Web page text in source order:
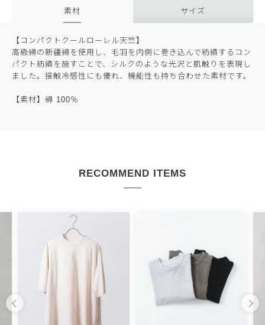
素材 サイズ
【コンパクトクールローレル天竺】
高級綿の新疆綿を使用し、毛羽を内側に巻き込んで紡績するコン
パクト紡績を施すことで、シルクのような光沢と肌触りを表現し
ました。接触冷感性にも優れ、機能性も持ち合わせた素材です。
【素材】綿 100％
RECOMMEND ITEMS